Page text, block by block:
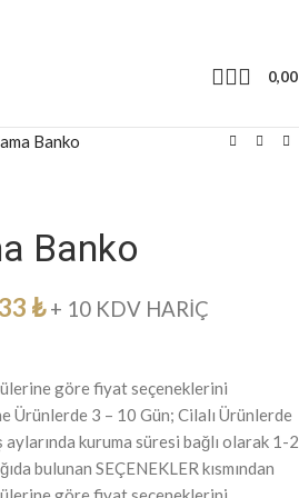
Banko
Banko
₺ + 10 KDV HARİÇ
göre fiyat seçeneklerini
Ürünlerde 3 – 10 Gün; Cilalı Ürünlerde
aylarında kuruma süresi bağlı olarak 1-2
bulunan SEÇENEKLER kısmından